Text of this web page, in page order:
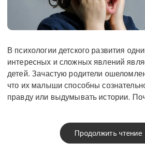
В психологии детского развития одним из наиболее
интересных и сложных явлений
детей. Зачастую родители
что их малыши способны
правду или выдумывать истории.
Продолжить чтение